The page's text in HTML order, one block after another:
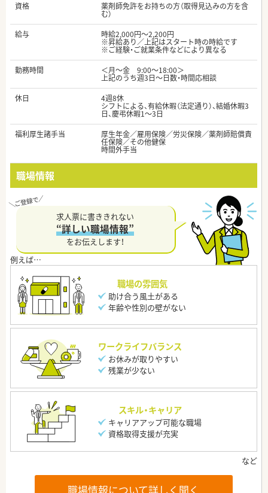
資格
薬剤師免許をお持ちの方（取得見込みの方を含
む）
給与
時給2,000円～2,200円
※昇給あり／上記はスタート時の時給です
※ご経験・ご就業条件などにより異なる
勤務時間
＜月～金 9:00～18:00＞
上記のうち週3日～日数・時間応相談
休日
4週8休
シフトによる、有給休暇（法定通り）、結婚休暇3
日、慶弔休暇1～3日
福利厚生諸手当
厚生年金／雇用保険／労災保険／薬剤師賠償責
任保険／その他健保
時間外手当
職場情報
求人票に書ききれない
“詳しい職場情報”
をお伝えします！
職場の雰囲気
助け合う風土がある
年齢や性別の壁がない
ワークライフバランス
お休みが取りやすい
残業が少ない
スキル・キャリア
キャリアアップ可能な職場
資格取得支援が充実
職場情報について詳しく聞く